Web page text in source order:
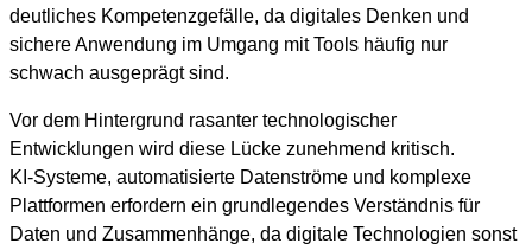
deutliches Kompetenzgefälle, da digitales Denken und
sichere Anwendung im Umgang mit Tools häufig nur
schwach ausgeprägt sind.
Vor dem Hintergrund rasanter technologischer
Entwicklungen wird diese Lücke zunehmend kritisch.
KI‑Systeme, automatisierte Datenströme und komplexe
Plattformen erfordern ein grundlegendes Verständnis für
Daten und Zusammenhänge, da digitale Technologien sonst